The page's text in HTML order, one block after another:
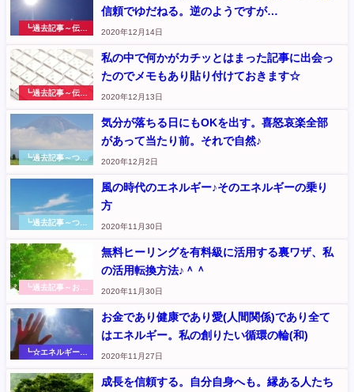
┗過去記事～伝え
信頼でゆだねる。逆のようですが…
2020年12月14日
┗過去記事～伝え
私の中で何かがカチッとはまった記事に出会っ
たのでメモもあり貼り付けておきます☆
2020年12月13日
┗過去記事～つぶ
気分が落ちる日にもOKを出す。喜怒哀楽全部
があって当たり前。それで自然♪
2020年12月2日
┗過去記事～つぶ
風の時代のエネルギー♪そのエネルギーの乗り
方
2020年11月30日
┗過去記事～お金
無料ヒーリングを有料級に活用する裏ワザ、私
の活用転換方法♪＾＾
2020年11月30日
┗☆エネルギーの
のくに』記事
お金であり健康であり愛(人間関係)であり全て
はエネルギー。私の創りたい循環の輪(和)
2020年11月27日
成長を信頼する。自分自身へも。縁ある人たち